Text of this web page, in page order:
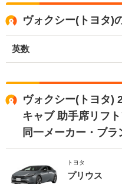
ヴォクシー(トヨタ)
英数
ヴォクシー(トヨタ)
キャブ 助手席リフ
同一メーカー・ブ
トヨタ
プリウス